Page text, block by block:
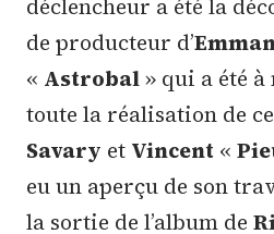
déclencheur a été la
de producteur d’
« Astrobal» qui a été à
toute la réalisation de
Savary et Vincent «
eu un aperçu de son
la sortie de l’album de